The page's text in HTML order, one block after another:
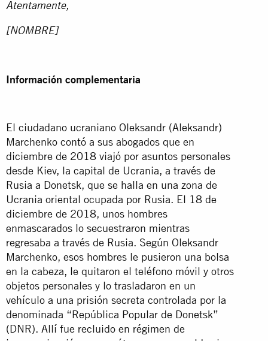
Atentamente,
[NOMBRE]
Información complementaria
El ciudadano ucraniano Oleksandr (Aleksandr)
Marchenko contó a sus abogados que en
diciembre de 2018 viajó por asuntos personales
desde Kiev, la capital de Ucrania, a través de
Rusia a Donetsk, que se halla en una zona de
Ucrania oriental ocupada por Rusia. El 18 de
diciembre de 2018, unos hombres
enmascarados lo secuestraron mientras
regresaba a través de Rusia. Según Oleksandr
Marchenko, esos hombres le pusieron una bolsa
en la cabeza, le quitaron el teléfono móvil y otros
objetos personales y lo trasladaron en un
vehículo a una prisión secreta controlada por la
denominada “República Popular de Donetsk”
(DNR). Allí fue recluido en régimen de